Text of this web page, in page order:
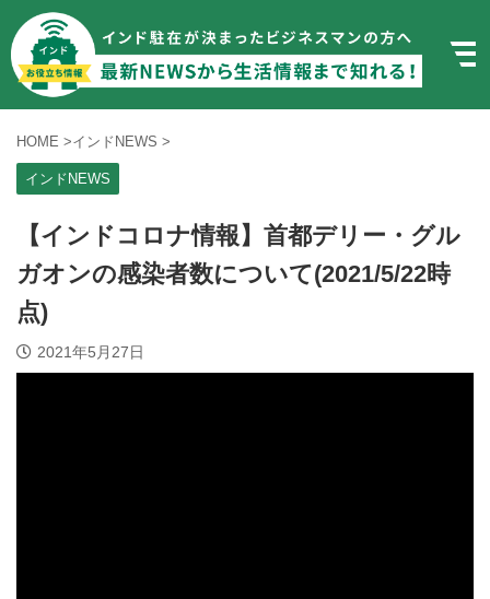
HOME >インドNEWS >
インドNEWS
【インドコロナ情報】首都デリー・グル
ガオンの感染者数について(2021/5/22時
点)
2021年5月27日